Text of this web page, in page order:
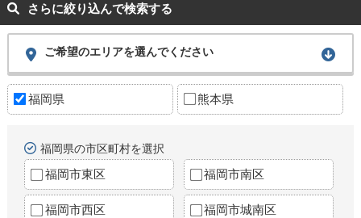
さらに絞り込んで検索する
ご希望のエリアを選んでください
福岡県 熊本県
福岡県の市区町村を選択
福岡市東区 福岡市南区
福岡市西区 福岡市城南区